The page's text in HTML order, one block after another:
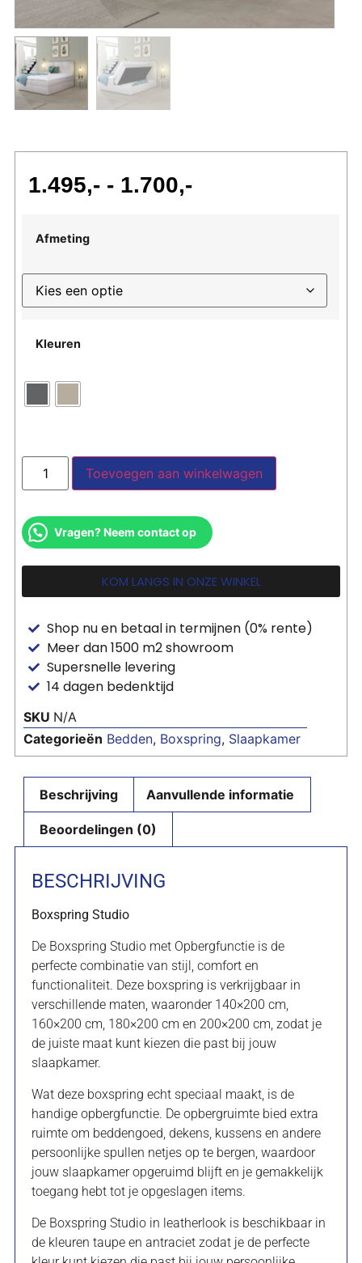
1.495 - 1.700
Afmeting
Kleuren
Toevoegen aan winkelwagen
Vragen? Neem contact op
KOM LANGS IN ONZE WINKEL
Shop nu en betaal in termijnen (0% rente)
Meer dan 1500 m2 showroom
Supersnelle levering
14 dagen bedenktijd
SKU N/A
Categorieën Bedden, Boxspring, Slaapkamer
Beschrijving Aanvullende informatie
Beoordelingen (0)
BESCHRIJVING
Boxspring Studio
De Boxspring Studio met Opbergfunctie is de
perfecte combinatie van stijl, comfort en
functionaliteit. Deze boxspring is verkrijgbaar in
verschillende maten, waaronder 140×200 cm,
160×200 cm, 180×200 cm en 200×200 cm, zodat je
de juiste maat kunt kiezen die past bij jouw
slaapkamer.
Wat deze boxspring echt speciaal maakt, is de
handige opbergfunctie. De opbergruimte bied extra
ruimte om beddengoed, dekens, kussens en andere
persoonlijke spullen netjes op te bergen, waardoor
jouw slaapkamer opgeruimd blijft en je gemakkelijk
toegang hebt tot je opgeslagen items.
De Boxspring Studio in leatherlook is beschikbaar in
de kleuren taupe en antraciet zodat je de perfecte